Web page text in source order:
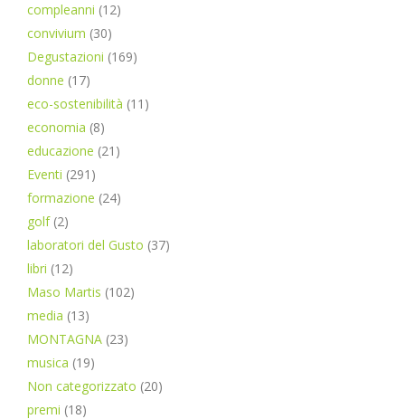
compleanni (12)
convivium (30)
Degustazioni (169)
donne (17)
eco-sostenibilità (11)
economia (8)
educazione (21)
Eventi (291)
formazione (24)
golf(2)
laboratori del Gusto (37)
libri (12)
Maso Martis (102)
media (13)
MONTAGNA (23)
musica (19)
Non categorizzato (20)
premi (18)